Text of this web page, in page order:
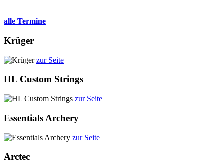
alle Termine
Krüger
zur Seite
HL Custom Strings
zur Seite
Essentials Archery
zur Seite
Arctec